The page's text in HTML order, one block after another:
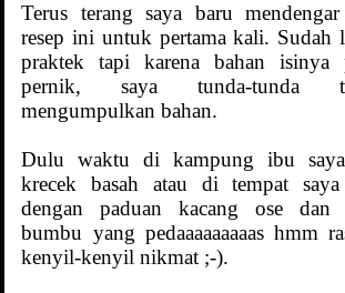
Terus terang saya baru
resep ini untuk pertama kali. Sudah
praktek tapi karena bahan isinya
pernik, saya tunda-tunda
mengumpulkan bahan.
Dulu waktu di kampung ibu saya
krecek basah atau di tempat
dengan paduan kacang ose dan
bumbu yang pedaaaaaaaaas hmm
kenyil-kenyil nikmat ;-).